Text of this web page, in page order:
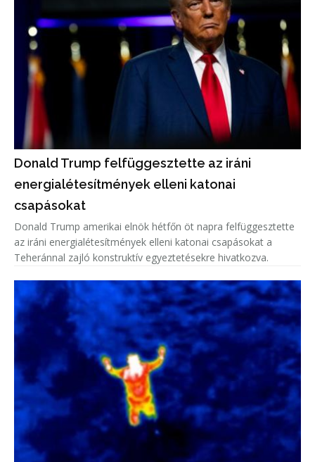
Donald Trump felfüggesztette az iráni
energialétesítmények elleni katonai
csapásokat
Donald Trump amerikai elnök hétfőn öt napra felfüggesztette
az iráni energialétesítmények elleni katonai csapásokat a
Teheránnal zajló konstruktív egyeztetésekre hivatkozva.